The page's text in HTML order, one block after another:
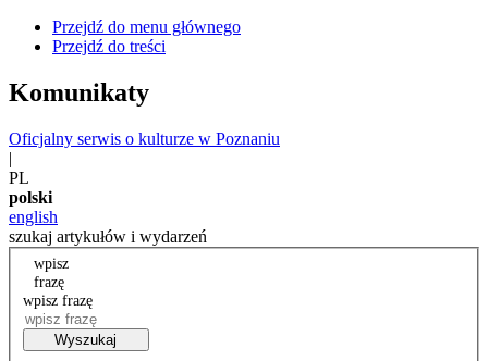
Przejdź do menu głównego
Przejdź do treści
Komunikaty
Oficjalny serwis o kulturze w Poznaniu
|
PL
polski
english
szukaj artykułów i wydarzeń
wpisz
frazę
wpisz frazę
Wyszukaj